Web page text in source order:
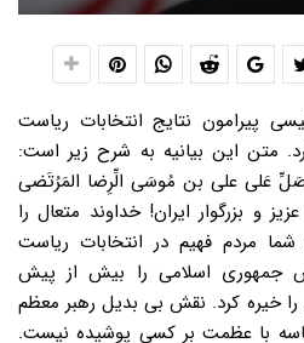
پیرامون نتایج انتخابات ریاست
متن این بیانیه به شرح زیر است:
صَلِّ عَلی علی بن مُوسَی الِّرِضا المَرُتَضی
و بزرگوار ایران! خداوند متعال را
مردم فهیم در انتخابات ریاست
جمهوری اسلامی را بیش از پیش
خیره کرد. نقش بی بدیل رهبر معظم
با عظمت بر کسی پوشیده نیست.